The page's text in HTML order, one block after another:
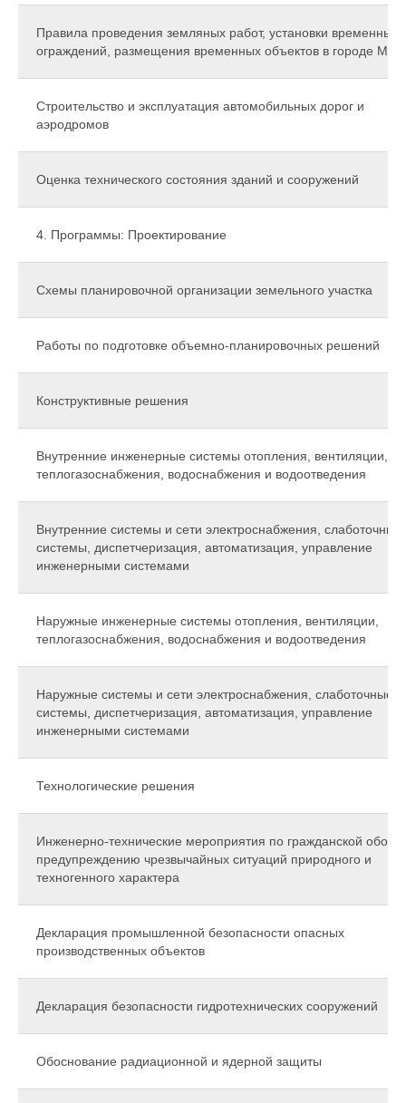
Правила проведения земляных работ, установки временных
ограждений, размещения временных объектов в городе
Строительство и эксплуатация автомобильных дорог и
аэродромов
Оценка технического состояния зданий и сооружений
4. Программы: Проектирование
Схемы планировочной организации земельного участка
Работы по подготовке объемно-планировочных решений
Конструктивные решения
Внутренние инженерные системы отопления, вентиляции,
теплогазоснабжения, водоснабжения и водоотведения
Внутренние системы и сети электроснабжения, слаботочные
системы, диспетчеризация, автоматизация, управление
инженерными системами
Наружные инженерные системы отопления, вентиляции,
теплогазоснабжения, водоснабжения и водоотведения
Наружные системы и сети электроснабжения, слаботочные
системы, диспетчеризация, автоматизация, управление
инженерными системами
Технологические решения
Инженерно-технические мероприятия по гражданской
предупреждению чрезвычайных ситуаций природного и
техногенного характера
Декларация промышленной безопасности опасных
производственных объектов
Декларация безопасности гидротехнических сооружений
Обоснование радиационной и ядерной защиты